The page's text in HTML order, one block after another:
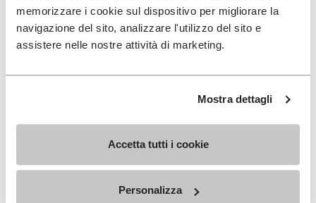
memorizzare i cookie sul dispositivo per migliorare la
navigazione del sito, analizzare l'utilizzo del sito e
assistere nelle nostre attività di marketing.
Mostra dettagli
Accetta tutti i cookie
Personalizza
+ 2 colori
€ 95,00
+ 2 colori
€ 100,00
Add to wishlist
NOVITÀ
Add